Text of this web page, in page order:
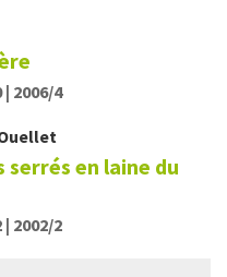
| 2006/4
en laine du
| 2002/2